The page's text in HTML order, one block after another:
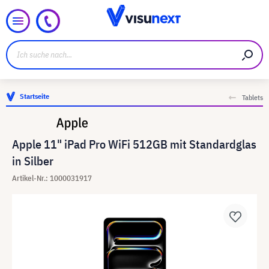
Startseite Tablets
Apple 11" iPad Pro WiFi 512GB mit Standardglas
in Silber
Artikel-Nr.: 1000031917